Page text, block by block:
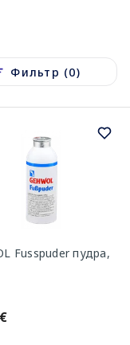
Фильтр (0)
Fusspuder пудра,